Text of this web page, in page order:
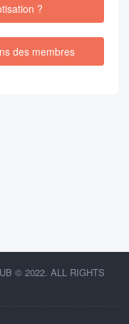
?
des membres
© 2022. ALL RIGHTS